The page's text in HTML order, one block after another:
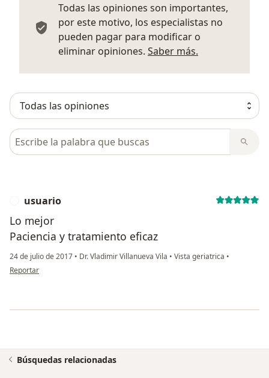
Todas las opiniones son importantes,
por este motivo, los especialistas no
pueden pagar para modificar o
eliminar opiniones. Saber más.
Busca en opiniones
usuario
Lo mejor
Paciencia y tratamiento eficaz
24 de julio de 2017 • Dr. Vladimir Villanueva Vila • Vista geriatrica •
en opinión del usuario usuario
Reportar
Búsquedas relacionadas